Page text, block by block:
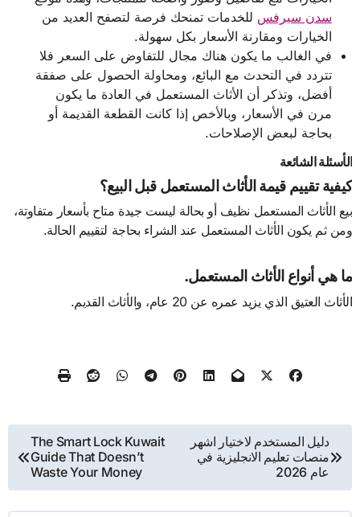
سدن سيرفس للخدمات تمنحك فرصة لتصفح العديد من
الخيارات ومقارنة الأسعار بكل سهولة.
في الغالب ما يكون هناك مجال للتفاوض على السعر فلا
تتردد في التحدث مع البائع، ومحاولة الحصول على صفقة
أفضل، وتذكر أن الأثاث المستعمل في العادة ما يكون
مرن في الأسعار، وبالأخص إذا كانت القطعة القديمة أو
بحاجة لبعض الإصلاحات.
الأسئلة الشائعة
كيفية تقييم قيمة الأثاث المستعمل قبل البيع؟
بيع الأثاث المستعمل نظيف أو بحالة ليست جيدة متاح بأسعار متفاوتة،
ومن ثم يكون الأثاث المستعمل عند الشراء بحاجة لتقييم الحالة.
ما هي أنواع الأثاث المستعمل.
الأثاث العتيق الذي يزيد عمره عن 20 عام، والأثاث القديم.
تصفّح
المقالات
دليل المستخدم لاختيار اشهر
منصات تعليم الانجليزية في
عام 2026
The Smart Lock Kuwait
Guide That Doesn’t
Waste Your Money